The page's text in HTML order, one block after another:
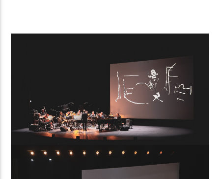
Radio Univers